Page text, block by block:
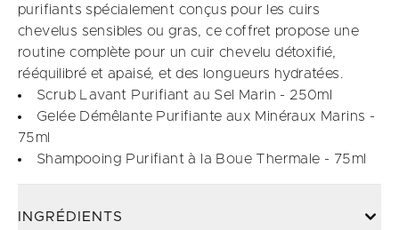
purifiants spécialement conçus pour les cuirs
chevelus sensibles ou gras, ce coffret propose une
routine complète pour un cuir chevelu détoxifié,
rééquilibré et apaisé, et des longueurs hydratées.
Scrub Lavant Purifiant au Sel Marin - 250ml
Gelée Démêlante Purifiante aux Minéraux Marins -
75ml
Shampooing Purifiant à la Boue Thermale - 75ml
INGRÉDIENTS